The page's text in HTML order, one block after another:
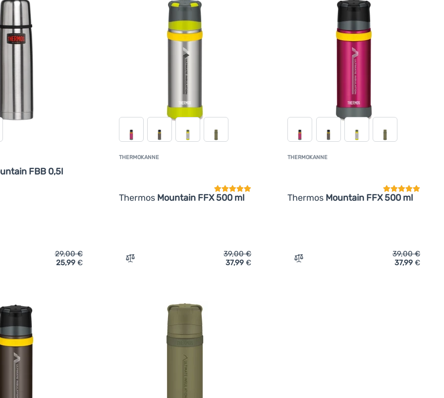
FBB 0,5l
'Thermokanne Thermos Mountain FBB 0,5l' hinzufügen
29,00€
25,99 €
THERMOKANNE
Thermos Mountain FFX 500 ml
Zum Vergleich 'Thermokanne Thermos Mountain FFX 500 ml' hinzufügen
39,00€
37,99€
THERMOKANNE
Thermos Mountain FFX 500 ml
Zum Vergleich 'Thermokanne Thermos
39,00€
37,99 €